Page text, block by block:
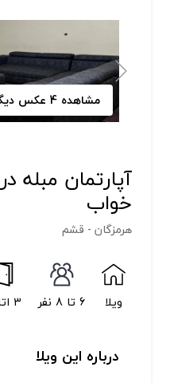
مشاهده 4 عکس دیگر
آپارتمان مبله
خواب
هرمزگان - قشم
ویلا 6 تا 8 نفر 3 اتاق
درباره این ویلا